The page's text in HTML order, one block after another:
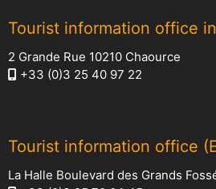
Tourist information office
2 Grande Rue 10210 Chaource
+33 (0)3 25 40 97 22
Tourist information office
La Halle Boulevard des Grands